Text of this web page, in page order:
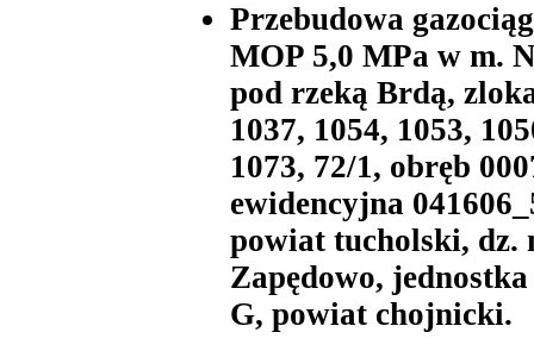
Przebudowa
MOP 5,0 MPa w m.
pod rzeką Brdą,
1037, 1054, 1053,
1073, 72/1, obręb
ewidencyjna
powiat tucholski, dz.
Zapędowo,
G, powiat chojnicki.